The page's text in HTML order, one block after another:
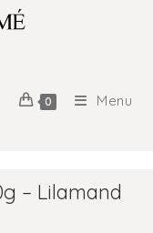
0 Menu
– Lilamand